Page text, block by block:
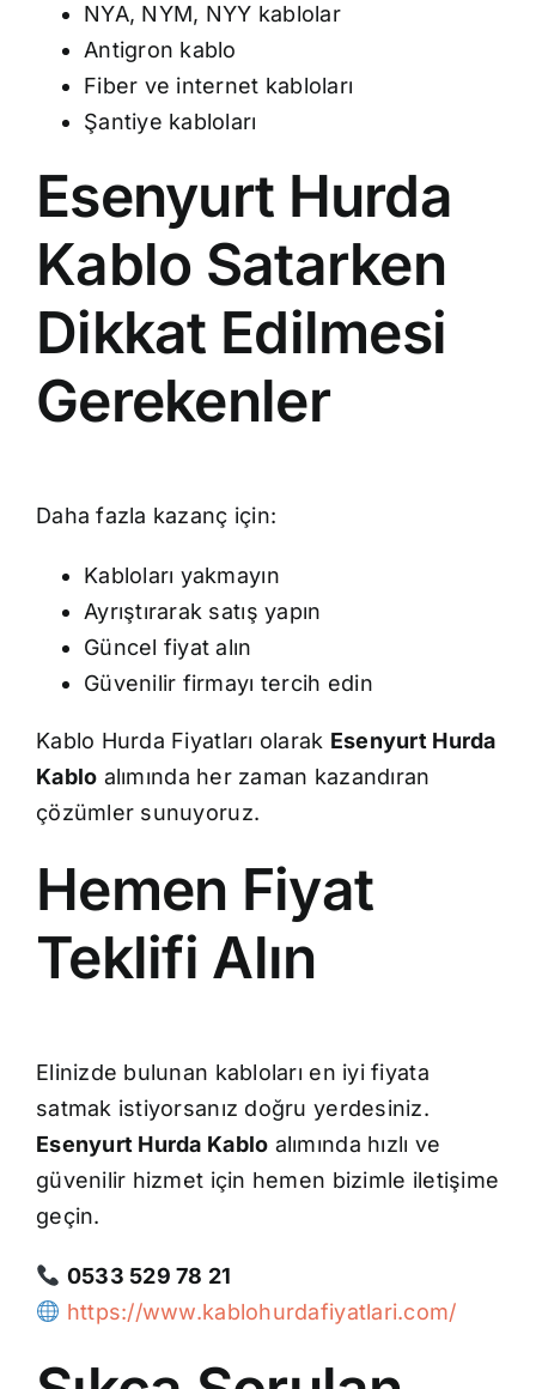
NYA, NYM, NYY kablolar
Antigron kablo
Fiber ve internet kabloları
Şantiye kabloları
Esenyurt Hurda
Kablo Satarken
Dikkat Edilmesi
Gerekenler
Daha fazla kazanç için:
Kabloları yakmayın
Ayrıştırarak satış yapın
Güncel fiyat alın
Güvenilir firmayı tercih edin
Kablo Hurda Fiyatları olarak Esenyurt Hurda
Kablo alımında her zaman kazandıran
çözümler sunuyoruz.
Hemen Fiyat
Teklifi Alın
Elinizde bulunan kabloları en iyi fiyata
satmak istiyorsanız doğru yerdesiniz.
Esenyurt Hurda Kablo alımında hızlı ve
güvenilir hizmet için hemen bizimle iletişime
geçin.
0533 529 78 21
https://www.kablohurdafiyatlari.com/